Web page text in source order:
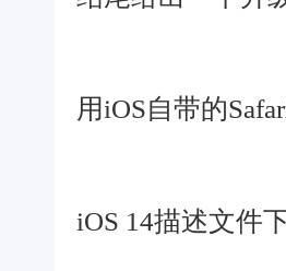
用iOS自带的
iOS 14描述文件